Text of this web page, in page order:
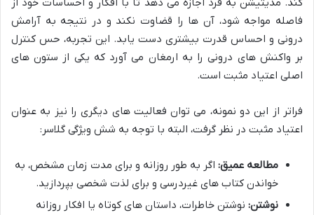
فاصله مواجه شود، آن ها را قضاوت نکند و در نتیجه به آرامش
درونی و احساس قدرت بیشتری دست یابد. این تجربه، حس کنترل
بر واکنش های درونی را به ارمغان می آورد که یکی از ستون های
اصلی اعتیاد مثبت است.
فراتر از این دو نمونه، می توان فعالیت های دیگری را نیز به عنوان
اعتیاد مثبت در نظر گرفت، البته با توجه به شش ویژگی گلاسر:
مطالعه عمیق: اگر به طور روزانه و برای مدت زمان مشخص، به
خواندن کتاب های غیردرسی و برای لذت شخصی بپردازید.
نوشتن: نوشتن خاطرات، داستان های کوتاه یا افکار روزانه